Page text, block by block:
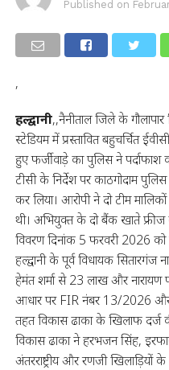
Published on
,
हल्द्वानी,,नैनीताल जिले के गौलापार
स्टेडियम में प्रस्तावित बहुचर्चित
हुए फर्जीवाड़े का पुलिस ने पर्दाफाश
टीसी के निर्देश पर काठगोदाम
कर लिया। आरोपी ने दो टीम
थी। अभियुक्त के दो बैंक खाते
विवरण दिनांक 5 फरवरी 2026 को
हल्द्वानी के पूर्व विधायक सितारगंज
हेमंत शर्मा से 23 लाख और
आधार पर FIR नंबर 13/2026
तहत विकास ढाका के खिलाफ दर्ज
विकास ढाका ने हरभजन सिंह,
अंतरराष्ट्रीय और रणजी खिलाड़ियों